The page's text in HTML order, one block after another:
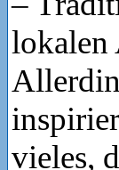
lokalen
vieles,